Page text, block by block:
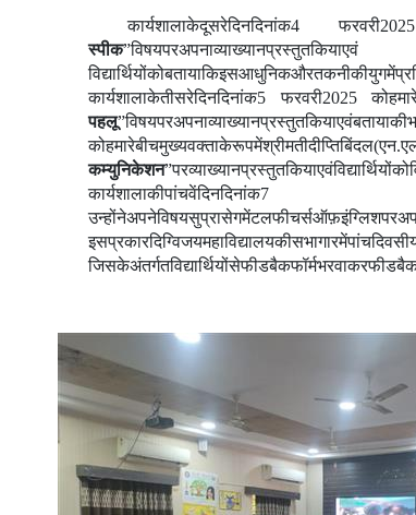
कार्यशालाकेदूसरेदिनदिनांक4फरवरी
स्पीक”विषयपरअपनाव्याख्यानप्रस्तुतकियाएवं
विद्यार्थियोंकोबतायाकिइसआधुनिकऔरतकनीकीयुगमें
कार्यशालाकेतीसरेदिनदिनांक5फरवरी2025को
पहलू”विषयपरअपनाव्याख्यानप्रस्तुतकियाएवंबतायाकी
कोहमारेबीचमुख्यवक्ताकेरूपमेंश्रीमतीदीप्तिबिंदल(एन.
कम्युनिकेशन”परव्याख्यानप्रस्तुतकियाएवंविद्यार्थियोंको
कार्यशालाकीपांचवेंदिनदिनांक
उन्होंनेअपनेविषयसुप्रासेगमेंटलफीचर्सऑफ़इंग्लिशपर
इसप्रकारदिग्विजयमहाविद्यालयकीसभागारमेंपांच
जिसकेअंतर्गतविद्यार्थियोंसेफीडबैकफॉर्मभरवाकर